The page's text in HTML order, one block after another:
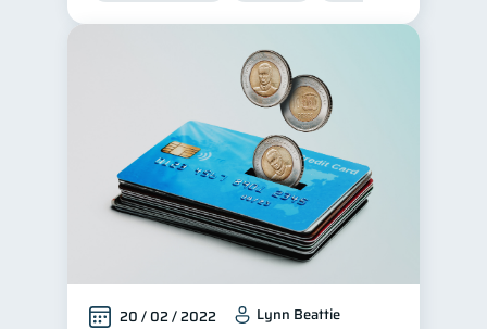
20 / 02 / 2022 Lynn Beattie